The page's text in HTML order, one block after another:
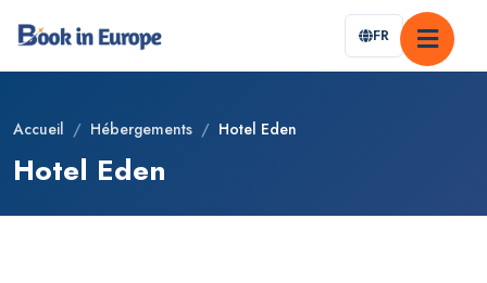
FR
Accueil / Hébergements / Hotel Eden
Hotel Eden